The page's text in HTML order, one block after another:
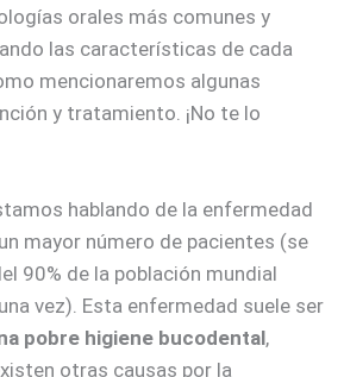
orales más comunes y
las características de cada
mencionaremos algunas
y tratamiento. ¡No te lo
hablando de la enfermedad
mayor número de pacientes (se
90% de la población mundial
vez). Esta enfermedad suele ser
pobre higiene bucodental,
otras causas por la